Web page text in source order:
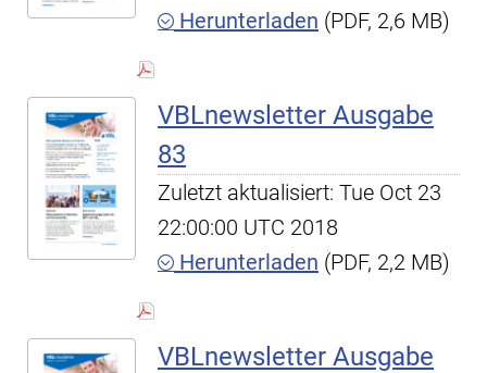
Herunterladen (PDF, 2,6 MB)
VBLnewsletter Ausgabe
83
Zuletzt aktualisiert: Tue Oct 23
22:00:00 UTC 2018
Herunterladen (PDF, 2,2 MB)
VBLnewsletter Ausgabe